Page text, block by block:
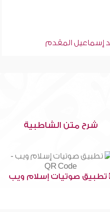
شرح متن الشاطبية
تطبيق صوتيات إسلام ويب